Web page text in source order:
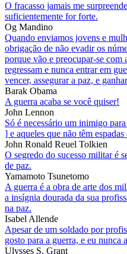
O fracasso jamais me
suficientemente for forte.
Og Mandino
Quando enviamos jovens e
obrigação de não evadir os
porque vão e preocupar-se com
regressam e nunca entrar em
vencer, assegurar a paz, e
Barak Obama
A guerra acaba se você quiser!
John Lennon
Só é necessário um inimigo
] e aqueles que não têm
John Ronald Reuel Tolkien
O segredo do sucesso militar é
de paz.
Yamamoto Tsunetomo
A guerra é a obra de arte dos
a insígnia dourada da sua
na paz.
Isabel Allende
Apesar de um soldado por
gosto para a guerra, e eu nunca
Ulysses S. Grant